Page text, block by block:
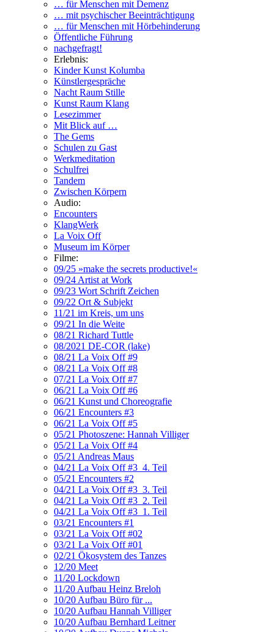
… für Menschen mit Demenz
… mit psychischer Beeinträchtigung
… für Menschen mit Hörbehinderung
Öffentliche Führung
nachgefragt!
Erlebnis:
Kinder Kunst Kolumba
Künstlergespräche
Nacht Raum Stille
Kunst Raum Klang
Lesezimmer
Mit Blick auf …
The Gems
Schulen zu Gast
Werkmeditation
Schulfrei
Tandem
Zwischen Körpern
Audio:
Encounters
KlangWerk
La Voix Off
Museum im Körper
Filme:
09/25 »make the secrets productive!«
09/24 Artist at Work
09/23 Wort Schrift Zeichen
09/22 Ort & Subjekt
11/21 im Kreis, um uns
09/21 In die Weite
08/21 Richard Tuttle
08/2021 DE-COR (lake)
08/21 La Voix Off #9
08/21 La Voix Off #8
07/21 La Voix Off #7
06/21 La Voix Off #6
06/21 Kunst und Choreografie
06/21 Encounters #3
06/21 La Voix Off #5
05/21 Photoszene: Hannah Villiger
05/21 La Voix Off #4
05/21 Andreas Maus
04/21 La Voix Off #3_4. Teil
05/21 Encounters #2
04/21 La Voix Off #3_3. Teil
04/21 La Voix Off #3_2. Teil
04/21 La Voix Off #3_1. Teil
03/21 Encounters #1
03/21 La Voix Off #02
03/21 La Voix Off #01
02/21 Ökosystem des Tanzes
12/20 Meet
11/20 Lockdown
11/20 Aufbau Heinz Breloh
10/20 Aufbau Büro für ...
10/20 Aufbau Hannah Villiger
10/20 Aufbau Bernhard Leitner